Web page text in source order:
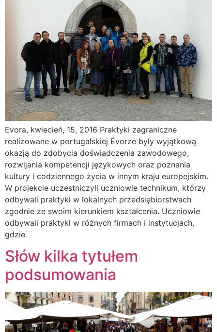
Evora, kwiecień, 15, 2016 Praktyki zagraniczne
realizowane w portugalskiej Évorze były wyjątkową
okazją do zdobycia doświadczenia zawodowego,
rozwijania kompetencji językowych oraz poznania
kultury i codziennego życia w innym kraju europejskim.
W projekcie uczestniczyli uczniowie technikum, którzy
odbywali praktyki w lokalnych przedsiębiorstwach
zgodnie ze swoim kierunkiem kształcenia. Uczniowie
odbywali praktyki w różnych firmach i instytucjach,
gdzie
Słów kilka tytułem
podsumowania